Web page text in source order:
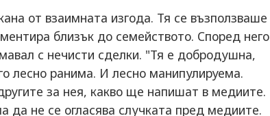
от взаимната изгода. Тя се възползваше
близък до семейството. Според него
с нечисти сделки. "Тя е добродушна,
лесно ранима. И лесно манипулируема.
за нея, какво ще напишат в медиите.
да не се огласява случката пред медиите.